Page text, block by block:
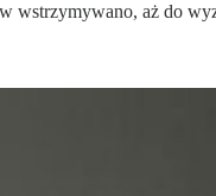
wstrzymywano, aż do